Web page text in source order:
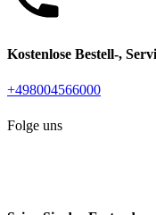
Kostenlose Bestell-,
+498004566000
Folge uns